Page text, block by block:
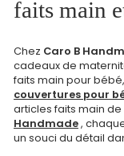
faits main
Chez Caro B
cadeaux de
faits main pour
couvertures pour
articles faits main
Handmade,
un souci du détail